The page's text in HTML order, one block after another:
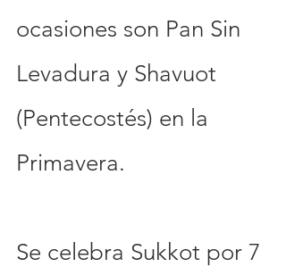
ocasiones son Pan Sin
Levadura y Shavuot
(Pentecostés) en la
Primavera.
Se celebra Sukkot por 7